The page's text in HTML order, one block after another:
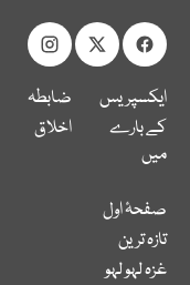
ایکسپریس
کے بارے
میں
ضابطہ
اخلاق
صفحۂ اول
تازہ ترین
غزہ لہو لہو